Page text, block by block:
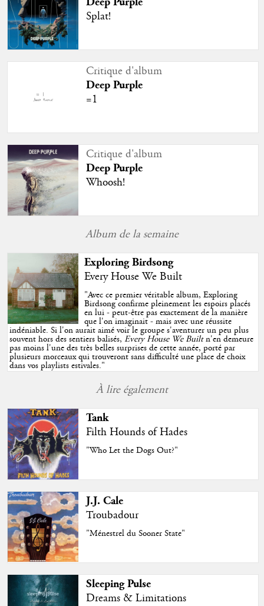
Splat!
Critique d'album
Deep Purple
=1
Critique d'album
Deep Purple
Whoosh!
Album de la semaine
Exploring Birdsong
Every House We Built
"Avec ce premier véritable album, Exploring
Birdsong confirme pleinement les espoirs placés
en lui - peut-être pas exactement de la manière
que l'on imaginait - mais avec une réussite
indéniable. Si l'on aurait aimé voir le groupe s'aventurer un peu plus
souvent hors des sentiers balisés,Every House We Builtn'en demeure
pas moins l'une des très belles surprises de cette année, porté par
plusieurs morceaux qui trouveront sans difficulté une place de choix
dans vos playlists estivales."
À lire également
Tank
Filth Hounds of Hades
"Who Let the Dogs Out?"
J.J. Cale
Troubadour
"Ménestrel du Sooner State"
Sleeping Pulse
Dreams & Limitations